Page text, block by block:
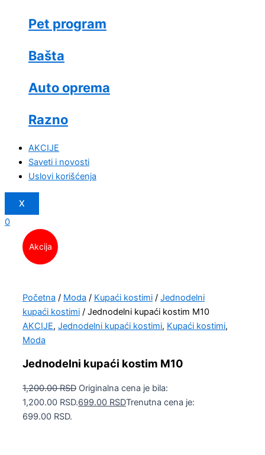
Pet program
Bašta
Auto oprema
Razno
AKCIJE
Saveti i novosti
Uslovi korišćenja
X
0
Akcija
Početna / Moda / Kupaći kostimi / Jednodelni
kupaći kostimi / Jednodelni kupaći kostim M10
AKCIJE, Jednodelni kupaći kostimi, Kupaći kostimi,
Moda
Jednodelni kupaći kostim M10
1,200.00RSD Originalna cena je bila:
1,200.00 RSD.699.00 RSDTrenutna cena je:
699.00 RSD.